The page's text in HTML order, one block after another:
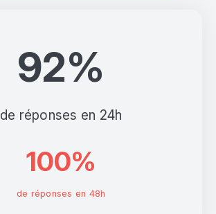
92%
de réponses en 24h
100%
de réponses en 48h